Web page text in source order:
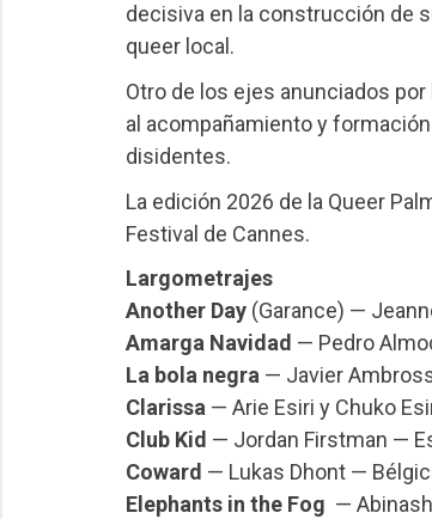
decisiva en la construcción de
queer local.
Otro de los ejes anunciados
al acompañamiento y
disidentes.
La edición 2026 de la Queer
Festival de Cannes.
Largometrajes
Another Day (Garance) —
Amarga Navidad — Pedro
La bola negra — Javier
Clarissa— Arie Esiri y Chuko
Club Kid — Jordan Firstman —
Coward — Lukas Dhont —
Elephants in the Fog —